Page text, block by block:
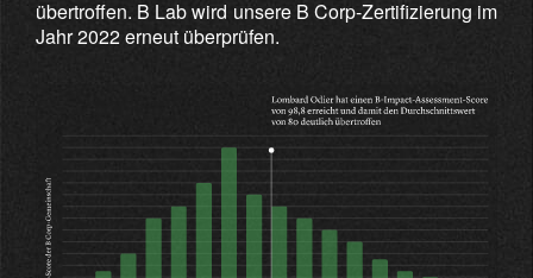
übertroffen. B Lab wird unsere B Corp-Zertifizierung im
Jahr 2022 erneut überprüfen.